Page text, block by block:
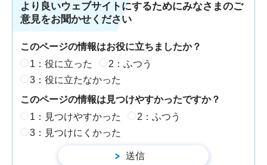
より良いウェブサイトにするためにみなさまのご
意見をお聞かせください
このページの情報はお役に立ちましたか？
1：役に立った
2：ふつう
3：役に立たなかった
このページの情報は見つけやすかったですか？
1：見つけやすかった
2：ふつう
3：見つけにくかった